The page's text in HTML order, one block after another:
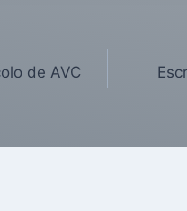
de AVC